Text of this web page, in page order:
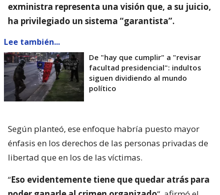
exministra representa una visión que, a su juicio,
ha privilegiado un sistema “garantista”.
Lee también...
De "hay que cumplir" a "revisar
facultad presidencial": indultos
siguen dividiendo al mundo
político
Según planteó, ese enfoque habría puesto mayor
énfasis en los derechos de las personas privadas de
libertad que en los de las víctimas.
“Eso evidentemente tiene que quedar atrás para